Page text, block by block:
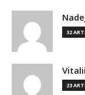
32
23